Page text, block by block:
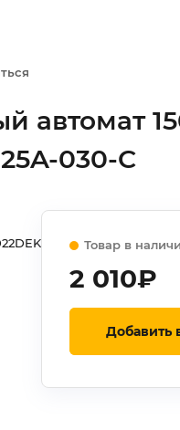
автомат
030-C
Товар в
2 010₽
Добавить